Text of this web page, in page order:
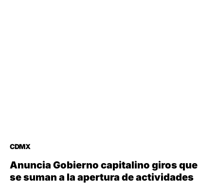
CDMX
Anuncia Gobierno capitalino giros que
se suman a la apertura de actividades